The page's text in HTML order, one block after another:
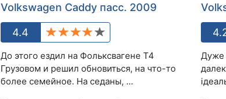
Volkswagen Caddy пасс. 2009
4.4
До этого ездил на Фольксвагене Т4
Грузовом и решил обновиться, на что-то
более семейное. На седаны, ...
Дуже